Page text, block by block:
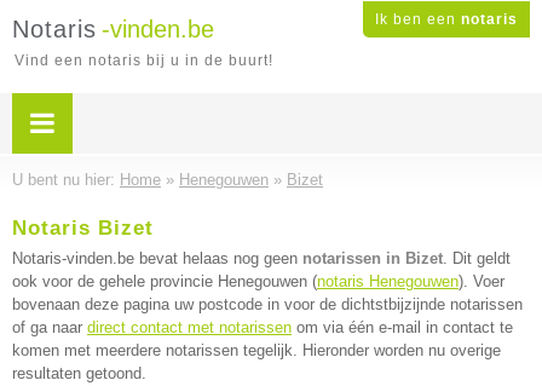
Ik ben een notaris
Notaris -vinden.be
Vind een notaris bij u in de buurt!
U bent nu hier: Home » Henegouwen » Bizet
Notaris Bizet
Notaris-vinden.be bevat helaas nog geen notarissen in Bizet. Dit geldt
ook voor de gehele provincie Henegouwen (notaris Henegouwen). Voer
bovenaan deze pagina uw postcode in voor de dichtstbijzijnde notarissen
of ga naar direct contact met notarissen om via één e-mail in contact te
komen met meerdere notarissen tegelijk. Hieronder worden nu overige
resultaten getoond.